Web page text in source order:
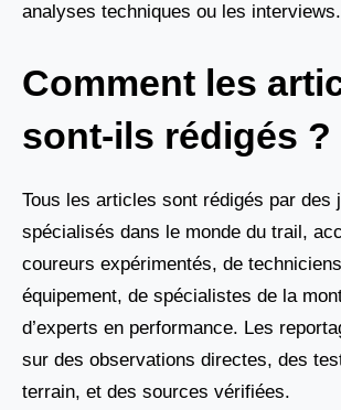
analyses techniques ou les interviews.
Comment les
sont-ils rédigés ?
Tous les articles sont rédigés par des
spécialisés dans le monde du trail,
coureurs expérimentés, de
équipement, de spécialistes de la
d’experts en performance. Les
sur des observations directes, des
terrain, et des sources vérifiées.